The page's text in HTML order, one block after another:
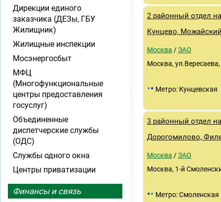
2 районный отдел
Кунцево,
Москва /ЗАО
Москва,
•• Метро: Кунцевская
3 районный отдел
Дорогомилово,
Москва /ЗАО
Москва, 1-й
•• Метро: Смоленская
Дирекции единого
заказчика (ДЕЗы, ГБУ
Жилищник)
Жилищные инспекции
Мосэнергосбыт
МФЦ
(Многофункциональные
центры предоставления
госуслуг)
Объединенные
диспетчерские службы
(ОДС)
Службы одного окна
Центры приватизации
Финансы и связь